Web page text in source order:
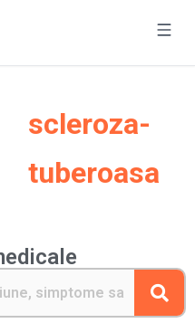
scleroza-
tuberoasa